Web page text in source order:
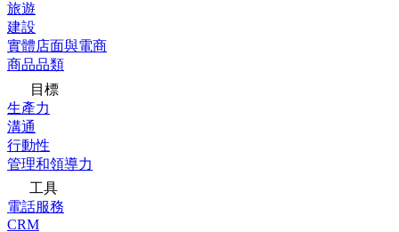
旅遊
建設
實體店面與電商
商品品類
目標
生產力
溝通
行動性
管理和領導力
工具
電話服務
CRM